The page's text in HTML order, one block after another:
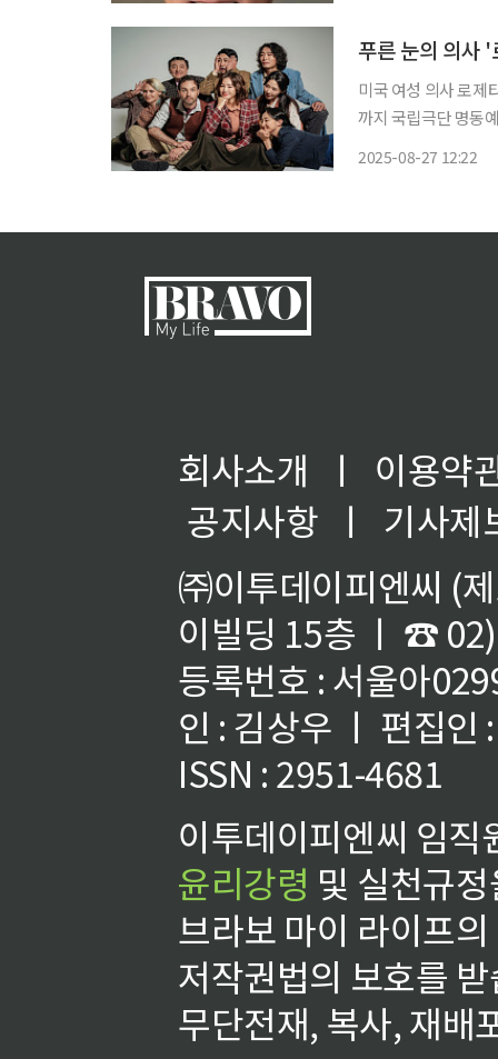
푸른 눈의 의사
미국 여성 의사 로
까지 국립극단 명동예술극장에서 공연 국립극
2025-08-27 12:22
회사소개 ㅣ
이용약
공지사항
ㅣ
기사제
㈜이투데이피엔씨 (
이빌딩 15층 ㅣ ☎
등록번호 : 서울아
인 : 김상우 ㅣ 편집인
ISSN : 2951-4681
이투데이피엔씨 임
윤리강령 및 실천규
브라보 마이 라이프
저작권법의 보호를
무단전재, 복사, 재배